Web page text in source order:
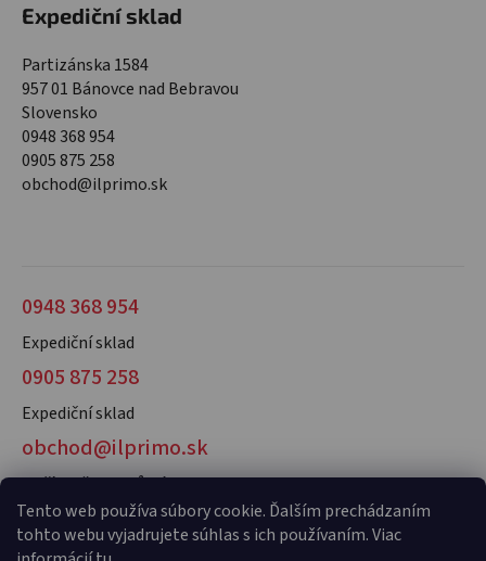
Tento web používa súbory cookie. Ďalším prechádzaním
tohto webu vyjadrujete súhlas s ich používaním. Viac
Expediční sklad
Partizánska 1584
957 01 Bánovce nad Bebravou
Slovensko
0948 368 954
0905 875 258
obchod@ilprimo.sk
0948 368 954
Expediční sklad
0905 875 258
Expediční sklad
obchod@ilprimo.sk
V případě dotazů nás kontaktujte